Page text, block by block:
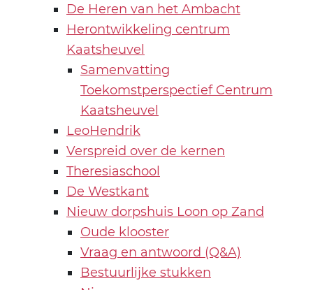
De Heren van het Ambacht
Herontwikkeling centrum
Kaatsheuvel
Samenvatting
Toekomstperspectief Centrum
Kaatsheuvel
LeoHendrik
Verspreid over de kernen
Theresiaschool
De Westkant
Nieuw dorpshuis Loon op Zand
Oude klooster
Vraag en antwoord (Q&A)
Bestuurlijke stukken